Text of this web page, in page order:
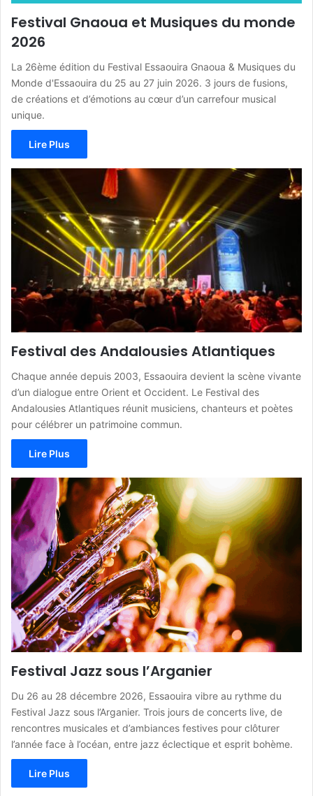
Festival Gnaoua et Musiques du monde
2026
La 26ème édition du Festival Essaouira Gnaoua & Musiques du
Monde d'Essaouira du 25 au 27 juin 2026. 3 jours de fusions,
de créations et d’émotions au cœur d’un carrefour musical
unique.
Lire Plus
Festival des Andalousies Atlantiques
Chaque année depuis 2003, Essaouira devient la scène vivante
d’un dialogue entre Orient et Occident. Le Festival des
Andalousies Atlantiques réunit musiciens, chanteurs et poètes
pour célébrer un patrimoine commun.
Lire Plus
Festival Jazz sous l’Arganier
Du 26 au 28 décembre 2026, Essaouira vibre au rythme du
Festival Jazz sous l’Arganier. Trois jours de concerts live, de
rencontres musicales et d’ambiances festives pour clôturer
l’année face à l’océan, entre jazz éclectique et esprit bohème.
Lire Plus